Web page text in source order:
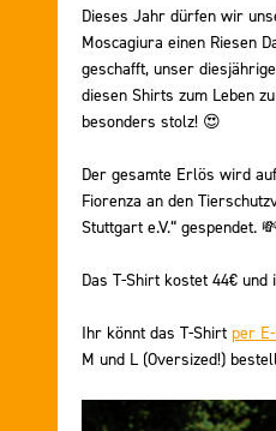
Dieses Jahr dürfen wir
Moscagiura einen Riesen
geschafft, unser
diesen Shirts zum Leben
besonders stolz! 😍
Der gesamte Erlös wird
Fiorenza an den
Stuttgart e.V.“ gespendet.
Das T-Shirt kostet 44€
Ihr könnt das T-Shirt per
M und L (Oversized!)